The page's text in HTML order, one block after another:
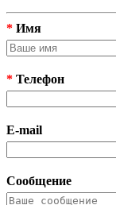
* Имя
* Телефон
E-mail
Сообщение